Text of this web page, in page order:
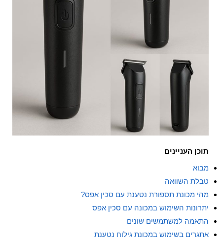
תוכן העניינים
מבוא
טבלת השוואה
מהי מכונת תספורת נטענת עם סכין אפס?
יתרונות השימוש במכונה עם סכין אפס
התאמה למשתמשים שונים
אתגרים בשימוש במכונת גילוח נטענת